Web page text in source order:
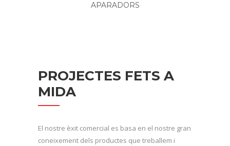
APARADORS
PROJECTES FETS A
MIDA
El nostre èxit comercial es basa en el nostre gran
coneixement dels productes que treballem i